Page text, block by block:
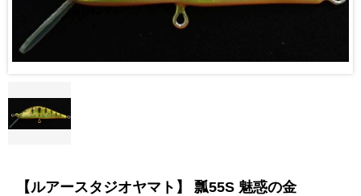
【ルアースタジオヤマト】 瓢55S 魅惑の金